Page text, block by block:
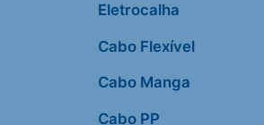
Eletrocalha
Cabo Flexível
Cabo Manga
Cabo PP